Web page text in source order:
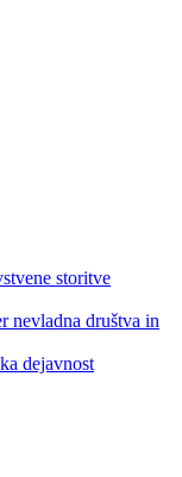
storitve
nevladna društva in
dejavnost